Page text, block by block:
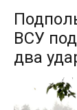
ВСУ
два